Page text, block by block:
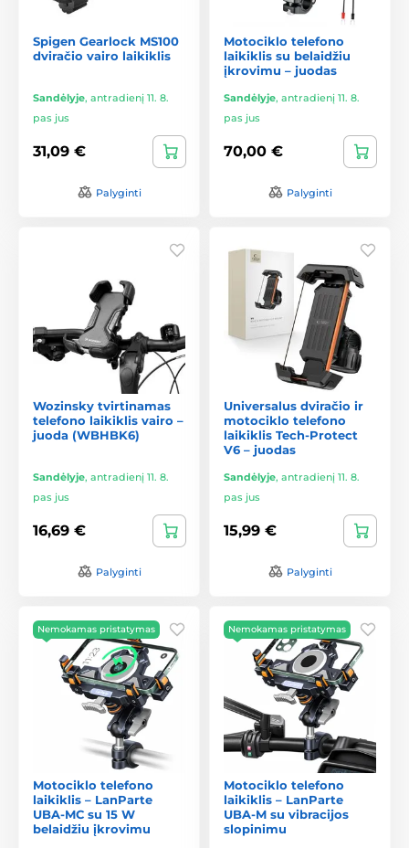
Spigen Gearlock MS100
dviračio vairo laikiklis
Sandėlyje, antradienį 11. 8.
pas jus
31,09 €
Palyginti
Motociklo telefono
laikiklis su belaidžiu
įkrovimu – juodas
Sandėlyje, antradienį 11. 8.
pas jus
70,00 €
Palyginti
Wozinsky tvirtinamas
telefono laikiklis vairo –
juoda (WBHBK6)
Sandėlyje, antradienį 11. 8.
pas jus
16,69 €
Palyginti
Universalus dviračio ir
motociklo telefono
laikiklis Tech-Protect
V6 – juodas
Sandėlyje, antradienį 11. 8.
pas jus
15,99 €
Palyginti
Nemokamas pristatymas
Motociklo telefono
laikiklis – LanParte
UBA-MC su 15 W
belaidžiu įkrovimu
Nemokamas pristatymas
Motociklo telefono
laikiklis – LanParte
UBA-M su vibracijos
slopinimu